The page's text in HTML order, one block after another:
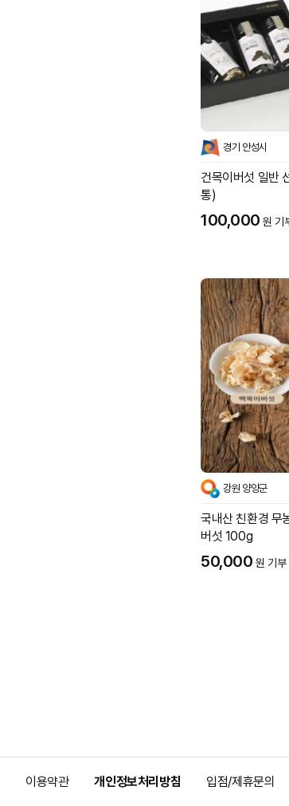
경기 안성시
건목이버섯 일반
통)
100,000 원 기
강원 양양군
국내산 친환경 무
버섯 100g
50,000 원 기부
이용약관 개인정보처리방침 입점/제휴문의